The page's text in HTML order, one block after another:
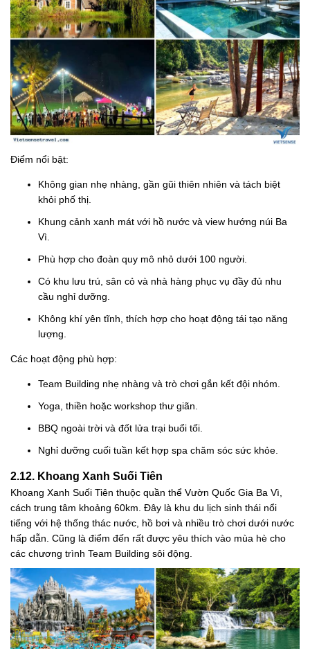
Điểm nổi bật:
Không gian nhẹ nhàng, gần gũi thiên nhiên và tách biệt
khỏi phố thị.
Khung cảnh xanh mát với hồ nước và view hướng núi Ba
Vì.
Phù hợp cho đoàn quy mô nhỏ dưới 100 người.
Có khu lưu trú, sân cỏ và nhà hàng phục vụ đầy đủ nhu
cầu nghỉ dưỡng.
Không khí yên tĩnh, thích hợp cho hoạt động tái tạo năng
lượng.
Các hoạt động phù hợp:
Team Building nhẹ nhàng và trò chơi gắn kết đội nhóm.
Yoga, thiền hoặc workshop thư giãn.
BBQ ngoài trời và đốt lửa trại buổi tối.
Nghỉ dưỡng cuối tuần kết hợp spa chăm sóc sức khỏe.
2.12. Khoang Xanh Suối Tiên
Khoang Xanh Suối Tiên thuộc quần thể Vườn Quốc Gia Ba Vì,
cách trung tâm khoảng 60km. Đây là khu du lịch sinh thái nổi
tiếng với hệ thống thác nước, hồ bơi và nhiều trò chơi dưới nước
hấp dẫn. Cũng là điểm đến rất được yêu thích vào mùa hè cho
các chương trình Team Building sôi động.